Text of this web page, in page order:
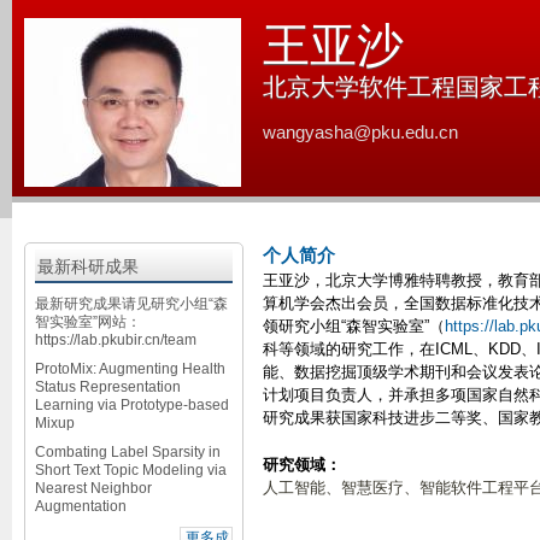
到
主
容
部
分
王亚沙
北京大学软件工程国家工
wangyasha@pku.edu.cn
个人简介
王亚沙，北京大学博雅特聘教授，教育
算机学会杰出会员，全国数据标准化技
领研究小组“森智实验室”（ https://
科等领域的研究工作，在ICML、KDD
能、数据挖掘顶级学术期刊和会议发表
计划项目负责人，并承担多项国家自然
研究成果获国家科技进步二等奖、国家
研究领域：
人工智能、智慧医疗、智能软件工程平
最新科研成果
最新研究成果请见研究小组“森
智实验室”网站：
https://lab.pkubir.cn/team
ProtoMix: Augmenting Health
Status Representation
Learning via Prototype-based
Mixup
Combating Label Sparsity in
Short Text Topic Modeling via
Nearest Neighbor
Augmentation